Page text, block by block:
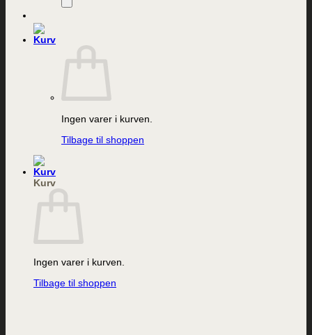
Ingen varer i kurven.
Tilbage til shoppen
Kurv
Ingen varer i kurven.
Tilbage til shoppen